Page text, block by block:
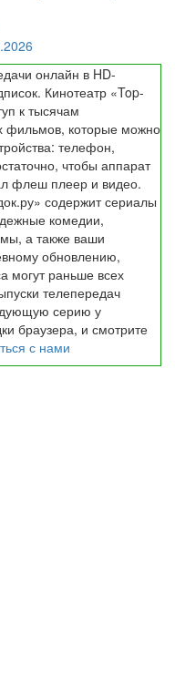
онлайн в HD-
Кинотеатр «Top-
к тысячам
фильмов, которые можно
телефон,
чтобы аппарат
флеш плеер и видео.
содержит сериалы
комедии,
а также ваши
обновлению,
могут раньше всех
телепередач
серию у
браузера, и смотрите
с нами